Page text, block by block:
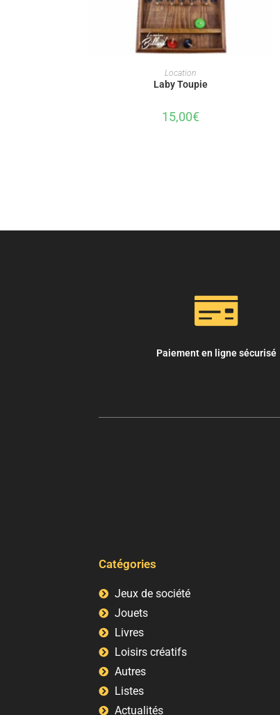
LOUER CE JEU
Location
Laby Toupie
15,00€
Paiement en ligne sécurisé
Catégories
Jeux de société
Jouets
Livres
Loisirs créatifs
Autres
Listes
Actualités